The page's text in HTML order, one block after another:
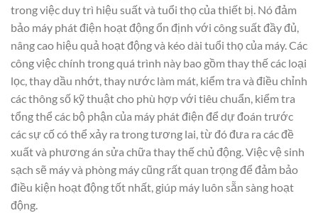
trong việc duy trì hiệu suất và tuổi thọ của thiết bị. Nó đảm
bảo máy phát điện hoạt động ổn định với công suất đầy đủ,
nâng cao hiệu quả hoạt động và kéo dài tuổi thọ của máy. Các
công việc chính trong quá trình này bao gồm thay thế các loại
lọc, thay dầu nhớt, thay nước làm mát, kiểm tra và điều chỉnh
các thông số kỹ thuật cho phù hợp với tiêu chuẩn, kiểm tra
tổng thể các bộ phận của máy phát điện để dự đoán trước
các sự cố có thể xảy ra trong tương lai, từ đó đưa ra các đề
xuất và phương án sửa chữa thay thế chủ động. Việc vệ sinh
sạch sẽ máy và phòng máy cũng rất quan trọng để đảm bảo
điều kiện hoạt động tốt nhất, giúp máy luôn sẵn sàng hoạt
động.